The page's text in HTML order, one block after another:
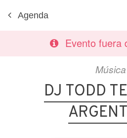
Agenda
Evento fuera
Música
DJ TODD